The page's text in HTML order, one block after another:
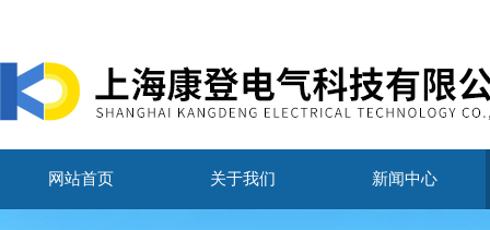
网站首页 关于我们 新闻中心